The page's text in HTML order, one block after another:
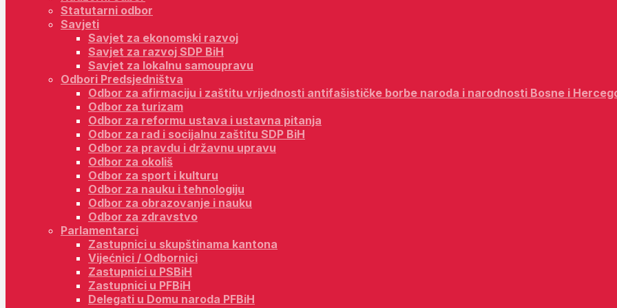
Statutarni odbor
Savjeti
Savjet za ekonomski razvoj
Savjet za razvoj SDP BiH
Savjet za lokalnu samoupravu
Odbori Predsjedništva
Odbor za afirmaciju i zaštitu vrijednosti antifašističke borbe naroda i narodnosti Bosne i
Odbor za turizam
Odbor za reformu ustava i ustavna pitanja
Odbor za rad i socijalnu zaštitu SDP BiH
Odbor za pravdu i državnu upravu
Odbor za okoliš
Odbor za sport i kulturu
Odbor za nauku i tehnologiju
Odbor za obrazovanje i nauku
Odbor za zdravstvo
Parlamentarci
Zastupnici u skupštinama kantona
Vijećnici / Odbornici
Zastupnici u PSBiH
Zastupnici u PFBiH
Delegati u Domu naroda PFBiH